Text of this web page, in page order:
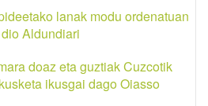
lanak modu ordenatuan
Aldundiari
doaz eta guztiak Cuzcotik
ikusgai dago Oiasso